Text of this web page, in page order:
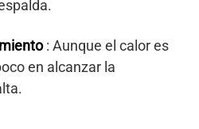
: Aunque el calor es
en alcanzar la